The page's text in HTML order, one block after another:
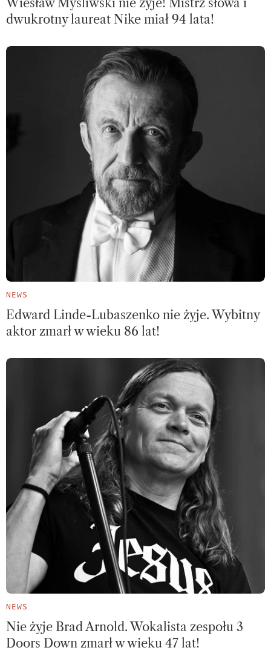
dwukrotny laureat Nike miał 94 lata!
NEWS
Edward Linde-Lubaszenko nie żyje. Wybitny
aktor zmarł w wieku 86 lat!
NEWS
Nie żyje Brad Arnold. Wokalista zespołu 3
Doors Down zmarł w wieku 47 lat!